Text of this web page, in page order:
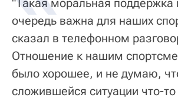
"Такая моральная поддержка
очередь важна для наших
сказал в телефонном
Отношение к нашим
было хорошее, и не думаю,
сложившейся ситуации что-